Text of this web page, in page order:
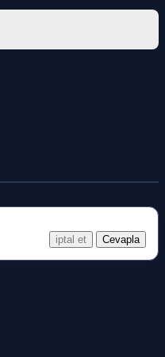
iptal et Cevapla